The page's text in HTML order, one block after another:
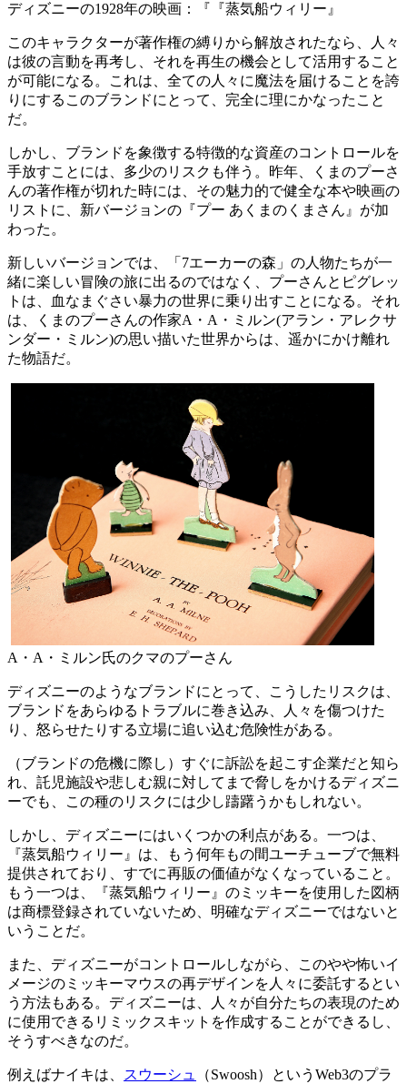
ディズニーの1928年の映画：『『蒸気船ウィリー』
このキャラクターが著作権の縛りから解放されたなら、人々
は彼の言動を再考し、それを再生の機会として活用すること
が可能になる。これは、全ての人々に魔法を届けることを誇
りにするこのブランドにとって、完全に理にかなったこと
だ。
しかし、ブランドを象徴する特徴的な資産のコントロールを
手放すことには、多少のリスクも伴う。昨年、くまのプーさ
んの著作権が切れた時には、その魅力的で健全な本や映画の
リストに、新バージョンの『プー あくまのくまさん』が加
わった。
新しいバージョンでは、「7エーカーの森」の人物たちが一
緒に楽しい冒険の旅に出るのではなく、プーさんとピグレッ
トは、血なまぐさい暴力の世界に乗り出すことになる。それ
は、くまのプーさんの作家A・A・ミルン(アラン・アレクサ
ンダー・ミルン)の思い描いた世界からは、遥かにかけ離れ
た物語だ。
A・A・ミルン氏のクマのプーさん
ディズニーのようなブランドにとって、こうしたリスクは、
ブランドをあらゆるトラブルに巻き込み、人々を傷つけた
り、怒らせたりする立場に追い込む危険性がある。
（ブランドの危機に際し）すぐに訴訟を起こす企業だと知ら
れ、託児施設や悲しむ親に対してまで脅しをかけるディズニ
ーでも、この種のリスクには少し躊躇うかもしれない。
しかし、ディズニーにはいくつかの利点がある。一つは、
『蒸気船ウィリー』は、もう何年もの間ユーチューブで無料
提供されており、すでに再販の価値がなくなっていること。
もう一つは、『蒸気船ウィリー』のミッキーを使用した図柄
は商標登録されていないため、明確なディズニーではないと
いうことだ。
また、ディズニーがコントロールしながら、このやや怖いイ
メージのミッキーマウスの再デザインを人々に委託するとい
う方法もある。ディズニーは、人々が自分たちの表現のため
に使用できるリミックスキットを作成することができるし、
そうすべきなのだ。
例えばナイキは、 スウーシュ
（Swoosh）というWeb3のプラ